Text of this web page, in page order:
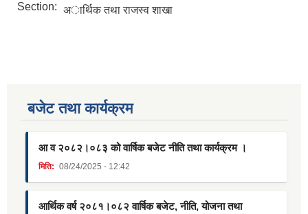
Section: अार्थिक तथा राजस्व शाखा
बजेट तथा कार्यक्रम
आ व २०८२।०८३ को वार्षिक बजेट नीति तथा कार्यक्रम ।
मिति: 08/24/2025 - 12:42
आर्थिक वर्ष २०८१।०८२ वार्षिक बजेट, नीति, योजना तथा